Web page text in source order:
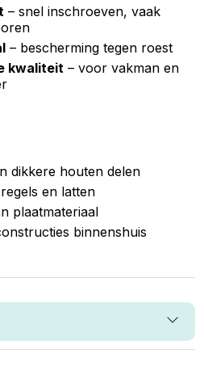
– snel inschroeven, vaak
– bescherming tegen roest
kwaliteit – voor vakman en
dikkere houten delen
en latten
plaatmateriaal
binnenshuis